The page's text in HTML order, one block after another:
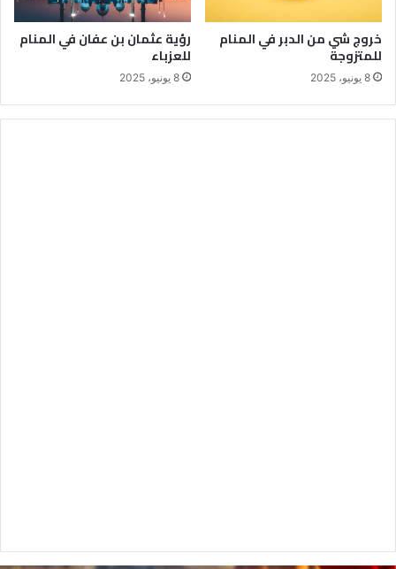
خروج شي من الدبر في المنام
للمتزوجة
8 يونيو، 2025
رؤية عثمان بن عفان في المنام
للعزباء
8 يونيو، 2025